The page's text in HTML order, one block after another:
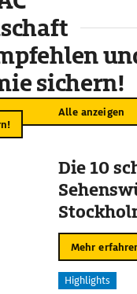
Alle anzeigen
sichern!
Die 10
Mehr
Highlights